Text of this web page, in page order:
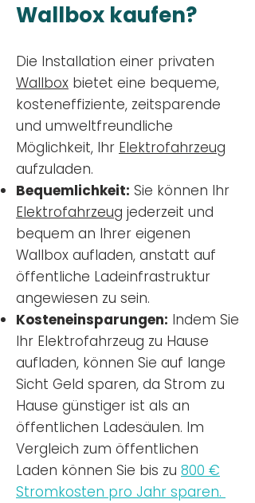
Wallbox kaufen?
Die Installation einer privaten
Wallbox bietet eine bequeme,
kosteneffiziente, zeitsparende
und umweltfreundliche
Möglichkeit, Ihr Elektrofahrzeug
aufzuladen.
Bequemlichkeit: Sie können Ihr
Elektrofahrzeug jederzeit und
bequem an Ihrer eigenen
Wallbox aufladen, anstatt auf
öffentliche Ladeinfrastruktur
angewiesen zu sein.
Kosteneinsparungen: Indem Sie
Ihr Elektrofahrzeug zu Hause
aufladen, können Sie auf lange
Sicht Geld sparen, da Strom zu
Hause günstiger ist als an
öffentlichen Ladesäulen. Im
Vergleich zum öffentlichen
Laden können Sie bis zu 800 €
Stromkosten pro Jahr sparen.